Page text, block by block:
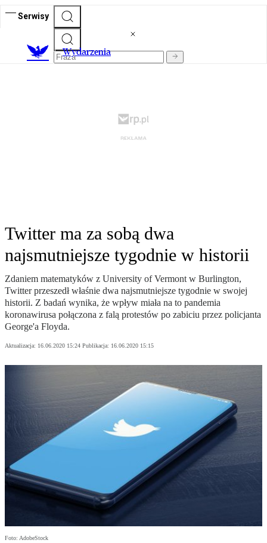
Serwisy
Wydarzenia
Twitter ma za sobą dwa
najsmutniejsze tygodnie w historii
Zdaniem matematyków z University of Vermont w Burlington,
Twitter przeszedł właśnie dwa najsmutniejsze tygodnie w swojej
historii. Z badań wynika, że wpływ miała na to pandemia
koronawirusa połączona z falą protestów po zabiciu przez policjanta
George'a Floyda.
Aktualizacja: 16.06.2020 15:24 Publikacja: 16.06.2020 15:15
Foto: AdobeStock